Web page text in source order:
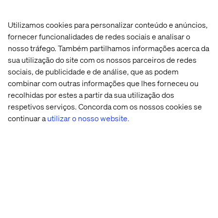
Utilizamos cookies para personalizar conteúdo e anúncios,
fornecer funcionalidades de redes sociais e analisar o
nosso tráfego. Também partilhamos informações acerca da
sua utilização do site com os nossos parceiros de redes
sociais, de publicidade e de análise, que as podem
combinar com outras informações que lhes forneceu ou
recolhidas por estes a partir da sua utilização dos
respetivos serviços. Concorda com os nossos cookies se
continuar autilizar o nosso website.
Além disso, discutiremos o cenário atual das plataformas
de Martech Enterprise no Brasil:
Visão geral
DXPs: Definição, pontos fortes, pontos fracos e
recomendações
Relação matriz x filial: limitações, budget, etc